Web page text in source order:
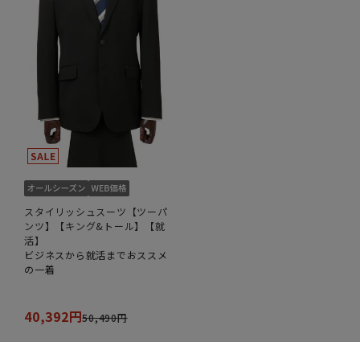
スタイリッシュスーツ【ツーパ
ンツ】【キング&トール】【就
活】
ビジネスから就活までおススメ
の一着
40,392円50,490円